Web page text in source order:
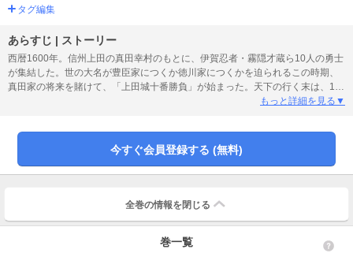
タグ編集
あらすじ | ストーリー
西暦1600年。信州上田の真田幸村のもとに、伊賀忍者・霧隠才蔵ら10人の勇士
が集結した。世の大名が豊臣家につくか徳川家につくかを迫られるこの時期、
真田家の将来を賭けて、「上田城十番勝負」が始まった。天下の行く末は、10
もっと詳細を見る▼
今すぐ会員登録する (無料)
全巻の情報を 閉じる
巻一覧